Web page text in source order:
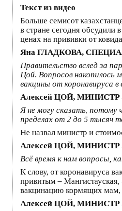
Текст из видео
Больше семисот
в стране сегодня обсудили
ценах на прививки от
Яна ГЛАДКОВА,
Правительство вслед за
Цой. Вопросов накопилось
вакцины от коронавируса
Алексей ЦОЙ,
Я не могу сказать, потому
пределах от 2 до 5 тысяч
Не назвал министр и
Алексей ЦОЙ,
Всё время к нам вопросы,
К слову, от коронавируса
привитым –
вакцинацию кормящих мам,
Алексей ЦОЙ,